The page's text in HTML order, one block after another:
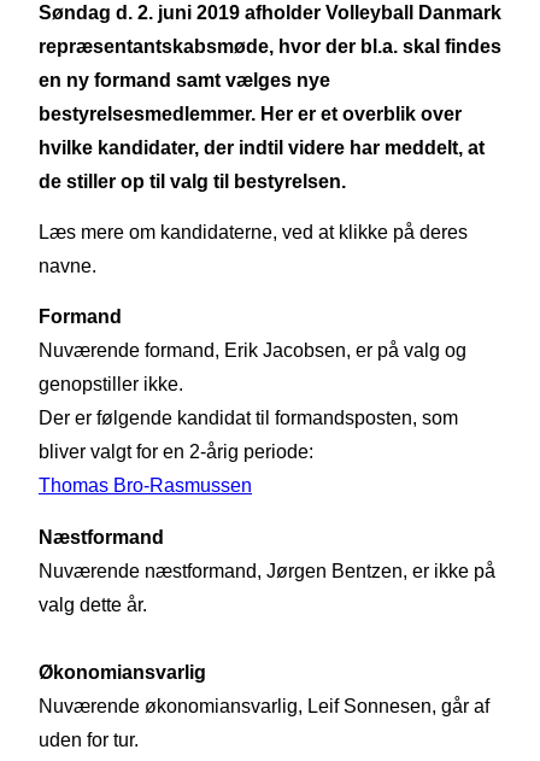
Søndag d. 2. juni 2019 afholder Volleyball Danmark
repræsentantskabsmøde, hvor der bl.a. skal findes
en ny formand samt vælges nye
bestyrelsesmedlemmer. Her er et overblik over
hvilke kandidater, der indtil videre har meddelt, at
de stiller op til valg til bestyrelsen.
Læs mere om kandidaterne, ved at klikke på deres
navne.
Formand
Nuværende formand, Erik Jacobsen, er på valg og
genopstiller ikke.
Der er følgende kandidat til formandsposten, som
bliver valgt for en 2-årig periode:
Thomas Bro-Rasmussen
Næstformand
Nuværende næstformand, Jørgen Bentzen, er ikke på
valg dette år.
Økonomiansvarlig
Nuværende økonomiansvarlig, Leif Sonnesen, går af
uden for tur.